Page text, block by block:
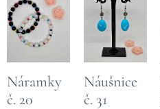
Náramky
č. 20
Náušnice
č. 31